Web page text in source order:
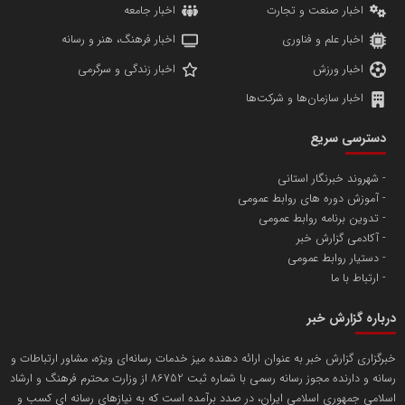
پایگاه اطلاع رسانی اعتلای نهادهای مردمی
تامین آهن اسفنجی تولیدکنندگان فولاد در کشور
تریبون
مسعودصادقی
اخبار صنعت و تجارت
اخبار جامعه
اخبار علم و فناوری
اخبار فرهنگ، هنر و رسانه
اخبار ورزش
اخبار زندگی و سرگرمی
اخبار سازمان‌ها و شرکت‌ها
دسترسی سریع
شهروند خبرنگار استانی
آموزش دوره های روابط عمومی
تدوین برنامه روابط عمومی
آکادمی گزارش خبر
دستیار روابط عمومی
ارتباط با ما
درباره گزارش خبر
خبرگزاری گزارش خبر به عنوان ارائه دهنده میز خدمات رسانه‌ای ویژه، مشاور ارتباطات و
رسانه و دارنده مجوز رسانه رسمی با شماره ثبت 86752 از وزارت محترم فرهنگ و ارشاد
اسلامی جمهوری اسلامی ایران، در صدد برآمده است که به نیازهای رسانه ای کسب و